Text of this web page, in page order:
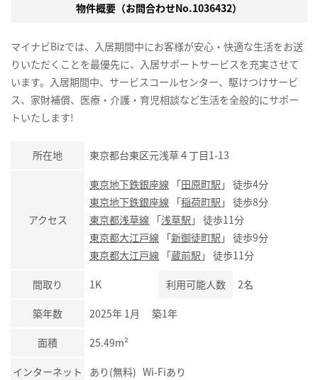
物件概要（お問合わせNo.1036432）
マイナビBizでは、入居期間中にお客様が安心・快適な生活をお送
りいただくことを最優先に、入居サポートサービスを充実させて
います。入居期間中、サービスコールセンター、駆けつけサービ
ス、家財補償、医療・介護・育児相談など生活を全般的にサポー
トいたします!
所在地 東京都台東区元浅草４丁目1-13
アクセス
東京地下鉄銀座線 「田原町駅 」 徒歩4分
東京地下鉄銀座線 「稲荷町駅 」 徒歩8分
東京都浅草線 「浅草駅 」 徒歩11分
東京都大江戸線 「新御徒町駅 」 徒歩9分
東京都大江戸線 「蔵前駅 」 徒歩11分
間取り 1K 利用可能人数 2名
築年数 2025年 1月 築1年
面積 25.49m²
インターネット あり(無料) Wi-Fiあり